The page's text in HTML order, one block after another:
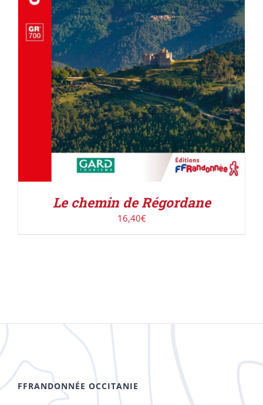
ACHETER LE PRODUIT / DÉTAILS
Le chemin de Régordane
16,40€
FFRANDONNÉE OCCITANIE